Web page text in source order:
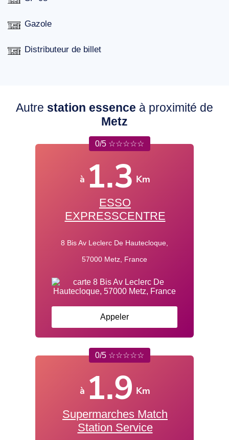
Gazole
Distributeur de billet
Autre station essence à proximité de
Metz
0/5 ☆☆☆☆☆
à 1.3 Km
ESSO
EXPRESSCENTRE
8 Bis Av Leclerc De Hautecloque,
57000 Metz, France
Appeler
0/5 ☆☆☆☆☆
à 1.9 Km
Supermarches Match
Station Service